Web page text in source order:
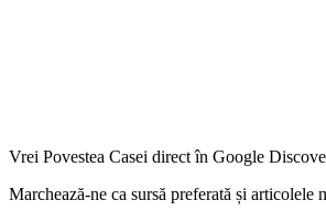
Vrei Povestea Casei direct în Google
Marchează-ne ca sursă preferată și articolele